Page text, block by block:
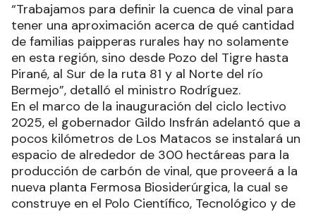
“Trabajamos para definir la cuenca de vinal para
tener una aproximación acerca de qué cantidad
de familias paipperas rurales hay no solamente
en esta región, sino desde Pozo del Tigre hasta
Pirané, al Sur de la ruta 81 y al Norte del río
Bermejo”, detalló el ministro Rodríguez.
En el marco de la inauguración del ciclo lectivo
2025, el gobernador Gildo Insfrán adelantó que a
pocos kilómetros de Los Matacos se instalará un
espacio de alrededor de 300 hectáreas para la
producción de carbón de vinal, que proveerá a la
nueva planta Fermosa Biosiderúrgica, la cual se
construye en el Polo Científico, Tecnológico y de